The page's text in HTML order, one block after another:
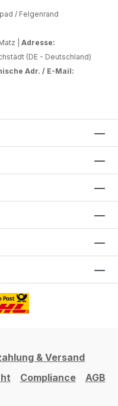
/ Felgenrand
| Adresse:
(DE - Deutschland)
Adr. / E-Mail:
& Versand
Compliance AGB